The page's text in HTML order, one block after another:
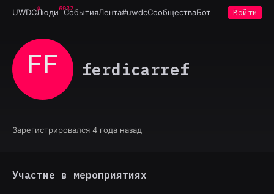
UWDCЛюди6932
СобытияЛента#uwdcСообществаБот Войти
FF ferdicarref
Зарегистрировался 4 года назад
Участие в мероприятиях